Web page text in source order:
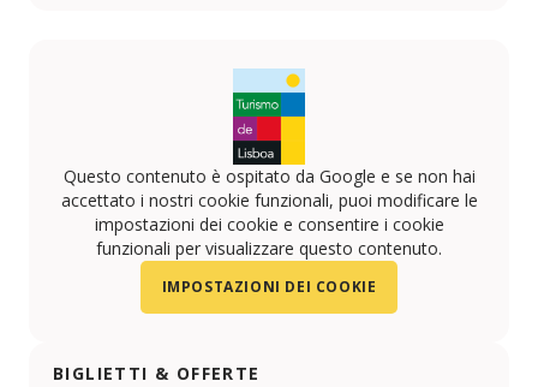
Questo contenuto è ospitato da Google e se non hai
accettato i nostri cookie funzionali, puoi modificare le
impostazioni dei cookie e consentire i cookie
funzionali per visualizzare questo contenuto.
IMPOSTAZIONI DEI COOKIE
BIGLIETTI & OFFERTE